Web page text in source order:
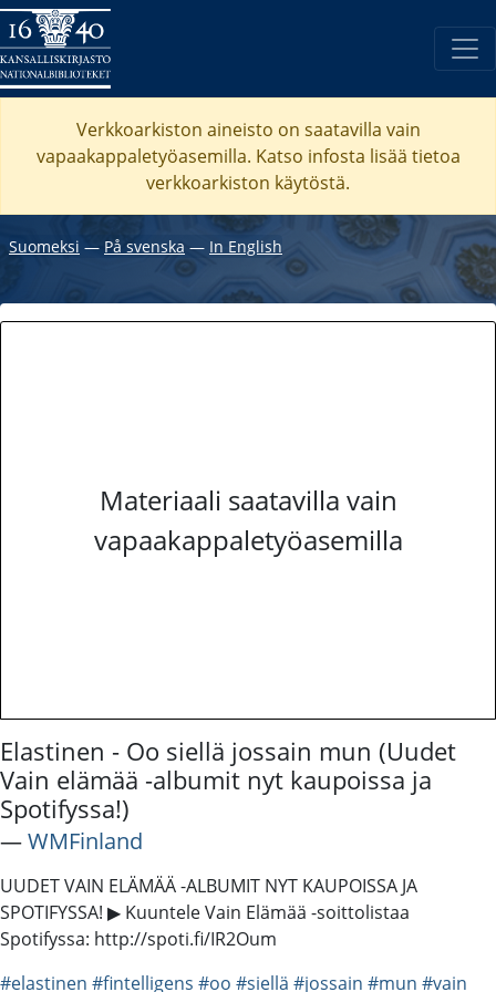
Verkkoarkiston aineisto on saatavilla vain
vapaakappaletyöasemilla. Katso infosta lisää tietoa
verkkoarkiston käytöstä.
Suomeksi ― På svenska ― In English
Materiaali saatavilla vain
vapaakappaletyöasemilla
Elastinen - Oo siellä jossain mun (Uudet
Vain elämää -albumit nyt kaupoissa ja
Spotifyssa!)
―WMFinland
UUDET VAIN ELÄMÄÄ -ALBUMIT NYT KAUPOISSA JA
SPOTIFYSSA! ▶ Kuuntele Vain Elämää -soittolistaa
Spotifyssa: http://spoti.fi/IR2Oum
#elastinen #fintelligens #oo #siellä #jossain #mun #vain